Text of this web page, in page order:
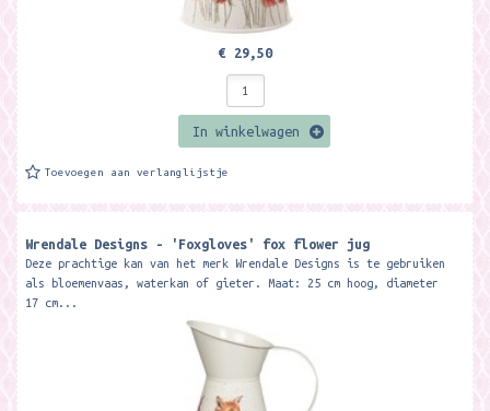
€ 29,50
In winkelwagen
Toevoegen aan verlanglijstje
Wrendale Designs - 'Foxgloves' fox flower jug
Deze prachtige kan van het merk Wrendale Designs is te gebruiken
als bloemenvaas, waterkan of gieter. Maat: 25 cm hoog, diameter
17 cm...